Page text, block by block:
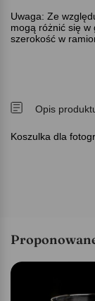
Uwaga: Ze
mogą różnić się
szerokość w
Opis
Koszulka dla